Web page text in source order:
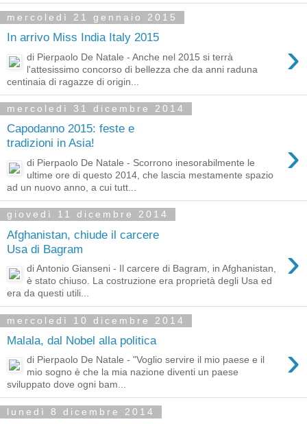
mercoledì 21 gennaio 2015
In arrivo Miss India Italy 2015 ›
di Pierpaolo De Natale - Anche nel 2015 si terrà
l'attesissimo concorso di bellezza che da anni raduna
centinaia di ragazze di origin...
mercoledì 31 dicembre 2014
Capodanno 2015: feste e
tradizioni in Asia!
›
di Pierpaolo De Natale - Scorrono inesorabilmente le
ultime ore di questo 2014, che lascia mestamente spazio
ad un nuovo anno, a cui tutt...
giovedì 11 dicembre 2014
Afghanistan, chiude il carcere
Usa di Bagram
›
di Antonio Gianseni - Il carcere di Bagram, in Afghanistan,
è stato chiuso. La costruzione era proprietà degli Usa ed
era da questi utili...
mercoledì 10 dicembre 2014
Malala, dal Nobel alla politica ›
di Pierpaolo De Natale - "Voglio servire il mio paese e il
mio sogno è che la mia nazione diventi un paese
sviluppato dove ogni bam...
lunedì 8 dicembre 2014